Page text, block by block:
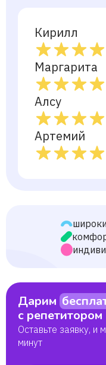
Кирилл
Маргарита
Алсу
Артемий
Дарим
с репетитором
Оставьте заявку, и
минут